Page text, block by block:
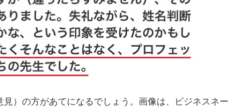
）の方があてになるでしょう。画像は、ビジネスネー